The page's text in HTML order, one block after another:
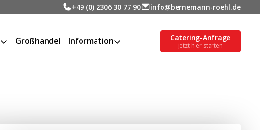
+49 (0) 2306 30 77 90 info@bernemann-roehl.de
Großhandel Information Catering-Anfrage
jetzt hier starten